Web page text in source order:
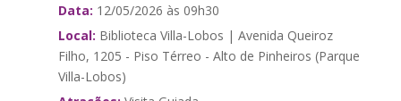
Data: 12/05/2026 às 09h30
Local: Biblioteca Villa-Lobos | Avenida Queiroz
Filho, 1205 - Piso Térreo - Alto de Pinheiros (Parque
Villa-Lobos)